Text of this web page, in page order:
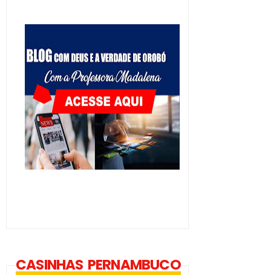
CASINHAS PERNAMBUCO